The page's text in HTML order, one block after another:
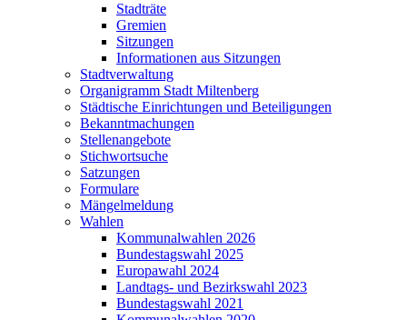
Stadträte
Gremien
Sitzungen
Informationen aus Sitzungen
Stadtverwaltung
Organigramm Stadt Miltenberg
Städtische Einrichtungen und Beteiligungen
Bekanntmachungen
Stellenangebote
Stichwortsuche
Satzungen
Formulare
Mängelmeldung
Wahlen
Kommunalwahlen 2026
Bundestagswahl 2025
Europawahl 2024
Landtags- und Bezirkswahl 2023
Bundestagswahl 2021